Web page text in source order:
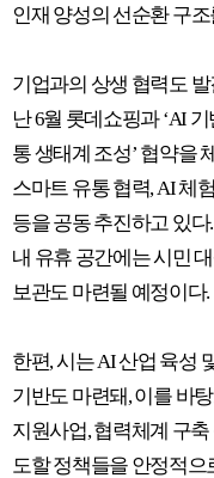
인재 양성의 선순환 구
기업과의 상생 협력도
난6월 롯데쇼핑과‘AI 기
통 생태계 조성’ 협약을
스마트 유통 협력, AI체
등을 공동 추진하고 있다.
내 유휴 공간에는 시민
보관도 마련될 예정이다.
한편,시는AI산업 육성
기반도 마련돼,이를 바
지원사업,협력체계 구축
도할 정책들을 안정적으